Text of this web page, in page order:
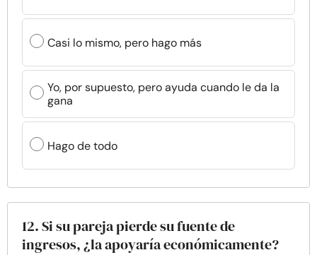
Casi lo mismo, pero hago más
Yo, por supuesto, pero ayuda cuando le da la
gana
Hago de todo
12. Si su pareja pierde su fuente de
ingresos, ¿la apoyaría económicamente?